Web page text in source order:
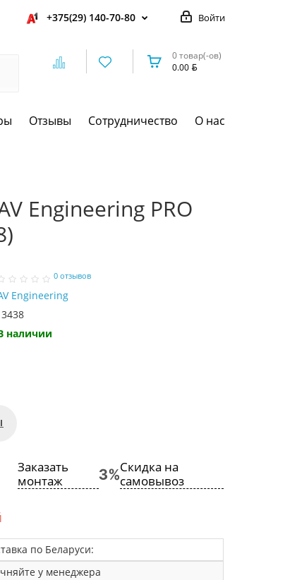
Войти
+375(29) 140-70-80
0 товар(-ов)
0.00
Отзывы Сотрудничество О нас
Engineering PRO
0 отзывов
Engineering
3438
наличии
Заказать
монтаж
Скидка на
самовывоз
по Беларуси:
у менеджера